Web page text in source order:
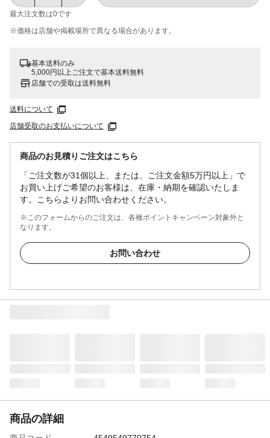
最大注文数は0です
※価格は​店舗や​掲載場所で​異なる​場合が​あります。
基本送料のみ
5,000円以上ご注文で基本送料無料
店舗での受取は送料無料
送料について
店舗受取のお支払いについて
商品のお見積りご注文はこちら
「ご注文数が31個以上、または、ご注文金額5万円以上」で
お買い上げご希望のお客様は、在庫・納期を確認いたしま
す。こちらよりお問い合わせください。
※このフォームからのご注文は、各種ポイントキャンペーン対象外と
なります。
お問い合わせ
商品の詳細